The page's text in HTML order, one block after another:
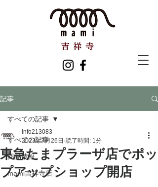
記事
すべての記事
商品情報
mami吉祥寺店
すべての記事
東急たまプラーザ店でポッ
プアップショップ開店
info213083
2023年7月26日 読了時間: 1分